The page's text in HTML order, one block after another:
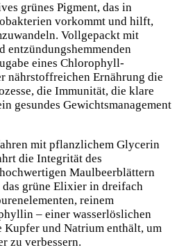
grünes Pigment, das in
vorkommt und hilft,
Vollgepackt mit
entzündungshemmenden
eines Chlorophyll-
nährstoffreichen Ernährung die
die Immunität, die klare
gesundes Gewichtsmanagement
mit pflanzlichem Glycerin
die Integrität des
Maulbeerblättern
grüne Elixier in dreifach
reinem
– einer wasserlöslichen
und Natrium enthält, um
zu verbessern.